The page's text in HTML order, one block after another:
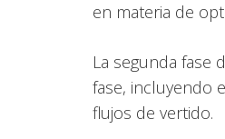
en materia de
La segunda fase
fase, incluyendo
flujos de vertido.